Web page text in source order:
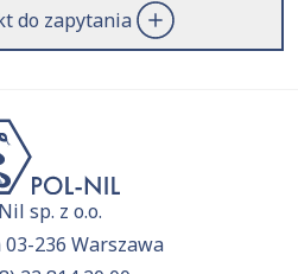
do zapytania
sp. z o.o.
236 Warszawa